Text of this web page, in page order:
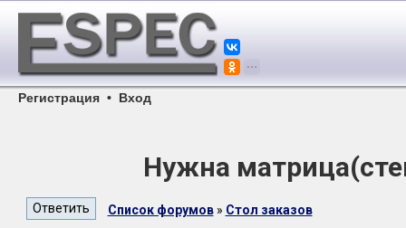
Регистрация • Вход
Нужна
Список форумов» Стол заказов